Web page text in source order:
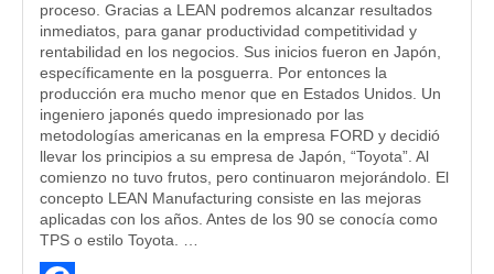
proceso. Gracias a LEAN podremos alcanzar resultados
inmediatos, para ganar productividad competitividad y
rentabilidad en los negocios. Sus inicios fueron en Japón,
específicamente en la posguerra. Por entonces la
producción era mucho menor que en Estados Unidos. Un
ingeniero japonés quedo impresionado por las
metodologías americanas en la empresa FORD y decidió
llevar los principios a su empresa de Japón, “Toyota”. Al
comienzo no tuvo frutos, pero continuaron mejorándolo. El
concepto LEAN Manufacturing consiste en las mejoras
aplicadas con los años. Antes de los 90 se conocía como
TPS o estilo Toyota. …